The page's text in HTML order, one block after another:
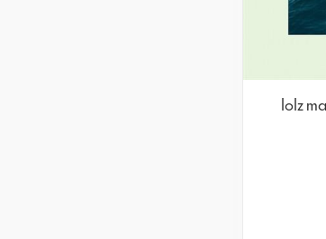
lolz